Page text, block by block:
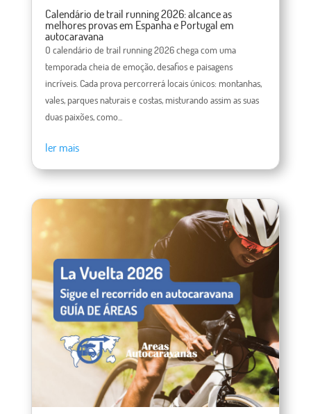
Calendário de trail running 2026: alcance as
melhores provas em Espanha e Portugal em
autocaravana
O calendário de trail running 2026 chega com uma
temporada cheia de emoção, desafios e paisagens
incríveis. Cada prova percorrerá locais únicos: montanhas,
vales, parques naturais e costas, misturando assim as suas
duas paixões, como...
ler mais